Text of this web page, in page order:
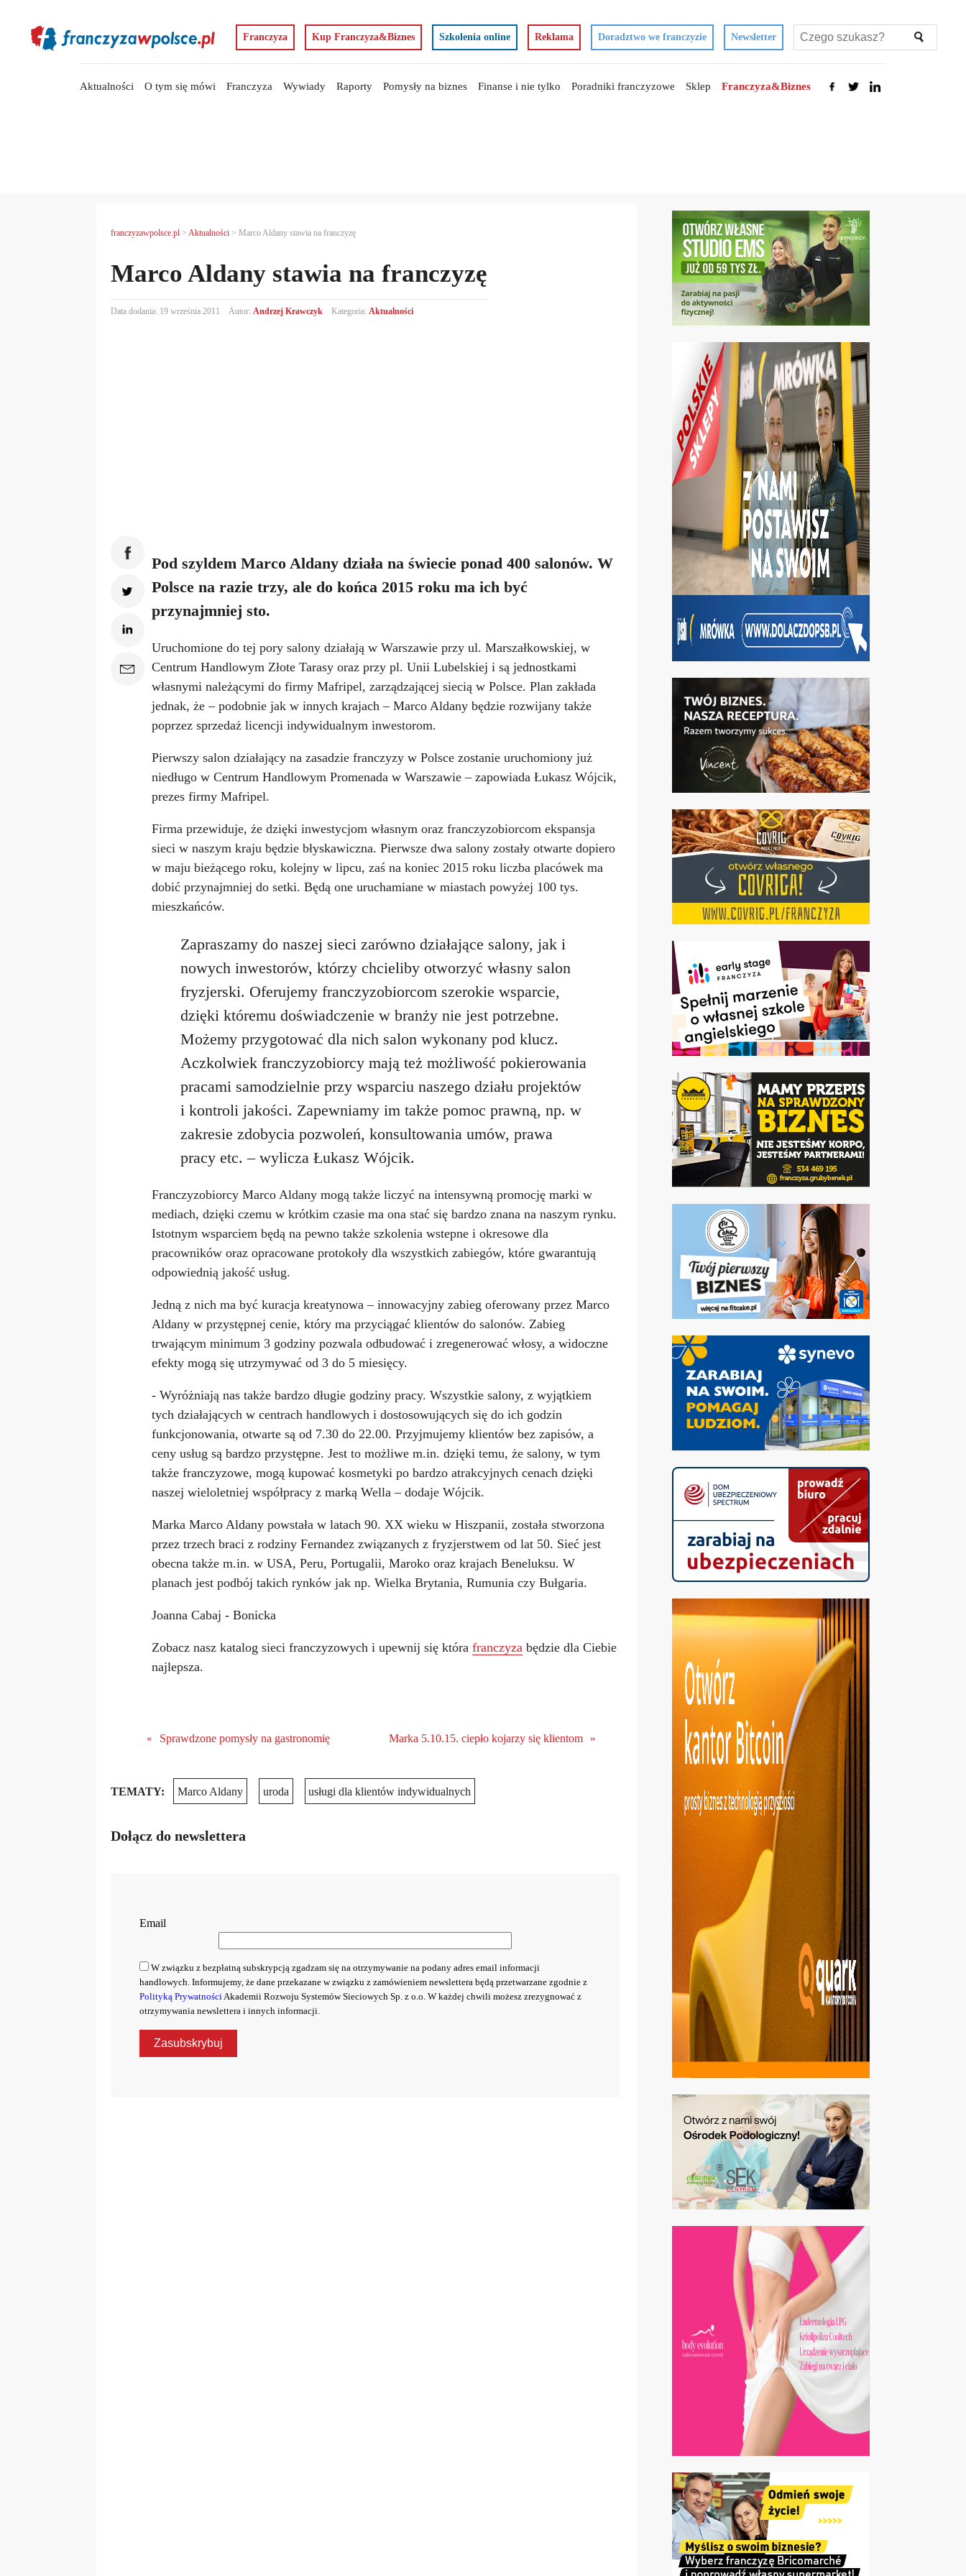
Franczyza Kup Franczyza&Biznes Szkolenia online Reklama Doradztwo we franczyzie Newsletter
Aktualności O tym się mówi Franczyza Wywiady Raporty Pomysły na biznes Finanse i nie tylko Poradniki franczyzowe Sklep Franczyza&Biznes
franczyzawpolsce.pl >Aktualności >Marco Aldany stawia na franczyzę
Marco Aldany stawia na franczyzę
Data dodania: 19 września 2011 Autor:Andrzej Krawczyk Kategoria:Aktualności
Pod szyldem Marco Aldany działa na świecie ponad 400 salonów. W
Polsce na razie trzy, ale do końca 2015 roku ma ich być
przynajmniej sto.
Uruchomione do tej pory salony działają w Warszawie przy ul. Marszałkowskiej, w
Centrum Handlowym Złote Tarasy oraz przy pl. Unii Lubelskiej i są jednostkami
własnymi należącymi do firmy Mafripel, zarządzającej siecią w Polsce. Plan zakłada
jednak, że – podobnie jak w innych krajach – Marco Aldany będzie rozwijany także
poprzez sprzedaż licencji indywidualnym inwestorom.
Pierwszy salon działający na zasadzie franczyzy w Polsce zostanie uruchomiony już
niedługo w Centrum Handlowym Promenada w Warszawie – zapowiada Łukasz Wójcik,
prezes firmy Mafripel.
Firma przewiduje, że dzięki inwestycjom własnym oraz franczyzobiorcom ekspansja
sieci w naszym kraju będzie błyskawiczna. Pierwsze dwa salony zostały otwarte dopiero
w maju bieżącego roku, kolejny w lipcu, zaś na koniec 2015 roku liczba placówek ma
dobić przynajmniej do setki. Będą one uruchamiane w miastach powyżej 100 tys.
mieszkańców.
Zapraszamy do naszej sieci zarówno działające salony, jak i
nowych inwestorów, którzy chcieliby otworzyć własny salon
fryzjerski. Oferujemy franczyzobiorcom szerokie wsparcie,
dzięki któremu doświadczenie w branży nie jest potrzebne.
Możemy przygotować dla nich salon wykonany pod klucz.
Aczkolwiek franczyzobiorcy mają też możliwość pokierowania
pracami samodzielnie przy wsparciu naszego działu projektów
i kontroli jakości. Zapewniamy im także pomoc prawną, np. w
zakresie zdobycia pozwoleń, konsultowania umów, prawa
pracy etc. – wylicza Łukasz Wójcik.
Franczyzobiorcy Marco Aldany mogą także liczyć na intensywną promocję marki w
mediach, dzięki czemu w krótkim czasie ma ona stać się bardzo znana na naszym rynku.
Istotnym wsparciem będą na pewno także szkolenia wstepne i okresowe dla
pracowników oraz opracowane protokoły dla wszystkich zabiegów, które gwarantują
odpowiednią jakość usług.
Jedną z nich ma być kuracja kreatynowa – innowacyjny zabieg oferowany przez Marco
Aldany w przystępnej cenie, który ma przyciągać klientów do salonów. Zabieg
trwającym minimum 3 godziny pozwala odbudować i zregenerować włosy, a widoczne
efekty mogą się utrzymywać od 3 do 5 miesięcy.
- Wyróżniają nas także bardzo długie godziny pracy. Wszystkie salony, z wyjątkiem
tych działających w centrach handlowych i dostosowujących się do ich godzin
funkcjonowania, otwarte są od 7.30 do 22.00. Przyjmujemy klientów bez zapisów, a
ceny usług są bardzo przystępne. Jest to możliwe m.in. dzięki temu, że salony, w tym
także franczyzowe, mogą kupować kosmetyki po bardzo atrakcyjnych cenach dzięki
naszej wieloletniej współpracy z marką Wella – dodaje Wójcik.
Marka Marco Aldany powstała w latach 90. XX wieku w Hiszpanii, została stworzona
przez trzech braci z rodziny Fernandez związanych z fryzjerstwem od lat 50. Sieć jest
obecna także m.in. w USA, Peru, Portugalii, Maroko oraz krajach Beneluksu. W
planach jest podbój takich rynków jak np. Wielka Brytania, Rumunia czy Bułgaria.
Joanna Cabaj - Bonicka
Zobacz nasz katalog sieci franczyzowych i upewnij się którafranczyza będzie dla Ciebie
najlepsza.
« Sprawdzone pomysły na gastronomię Marka 5.10.15. ciepło kojarzy się klientom »
TEMATY: Marco Aldany uroda usługi dla klientów indywidualnych
Dołącz do newslettera
Email
W związku z bezpłatną subskrypcją zgadzam się na otrzymywanie na podany adres email informacji
handlowych. Informujemy, że dane przekazane w związku z zamówieniem newslettera będą przetwarzane zgodnie z
Polityką PrywatnościAkademii Rozwoju Systemów Sieciowych Sp. z o.o. W każdej chwili możesz zrezygnować z
otrzymywania newslettera i innych informacji.
Zasubskrybuj